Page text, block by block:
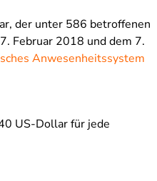
der unter 586 betroffenen
Februar 2018 und dem 7.
Anwesenheitssystem
US-Dollar für jede